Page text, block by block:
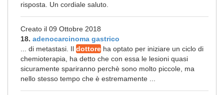
risposta. Un cordiale saluto.
Creato il 09 Ottobre 2018
18. adenocarcinoma gastrico
... di metastasi. Il dottore ha optato per iniziare un ciclo di
chemioterapia, ha detto che con essa le lesioni quasi
sicuramente spariranno perchè sono molto piccole, ma
nello stesso tempo che è estremamente ...